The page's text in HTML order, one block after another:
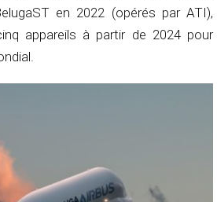
en 2022 (opérés par ATI),
appareils à partir de 2024 pour